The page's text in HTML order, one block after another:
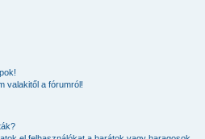
valakitől a fórumról!